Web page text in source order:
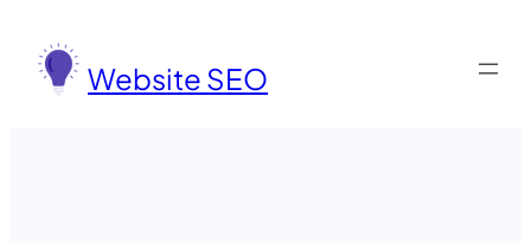
konten
Website SEO